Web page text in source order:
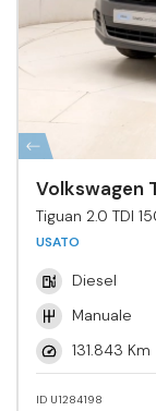
Volkswagen
Tiguan 2.0 TDI
Tech.
USATO
Diesel
Manuale
131.843 Km
ID U1284198